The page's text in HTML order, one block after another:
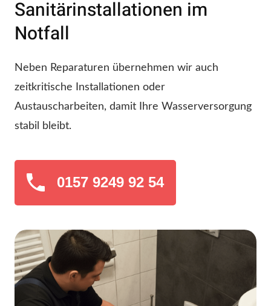
Sanitärinstallationen im
Notfall
Neben Reparaturen übernehmen wir auch
zeitkritische Installationen oder
Austauscharbeiten, damit Ihre Wasserversorgung
stabil bleibt.
0157 9249 92 54